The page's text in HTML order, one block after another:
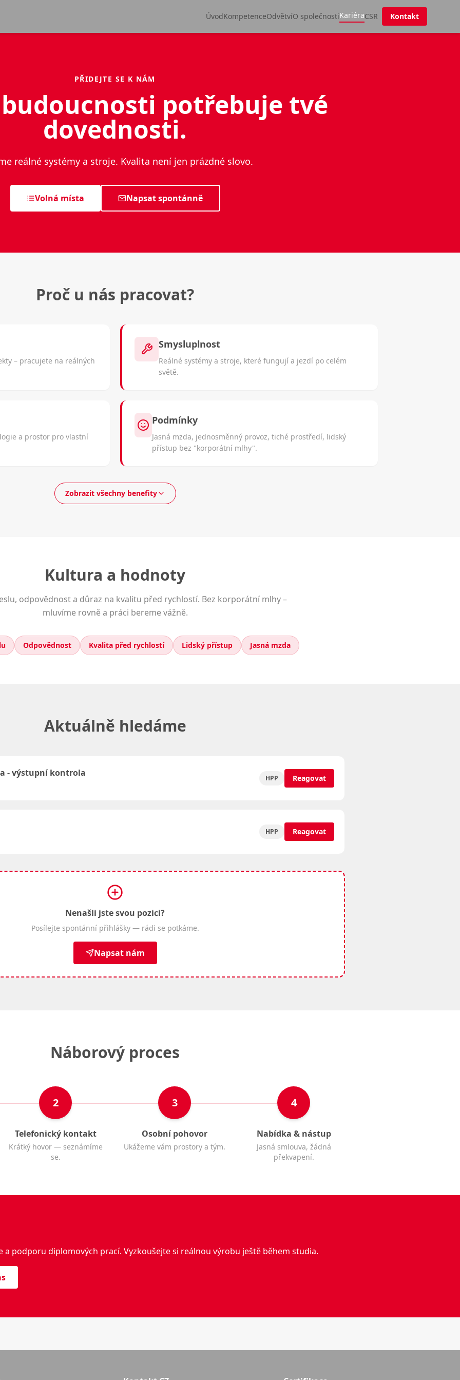
ÚvodKompetenceOdvětvíO společnostiKariéraCSR Kontakt
PŘIDEJTE SE K NÁM
potřebuje tvé
dovednosti.
reálné systémy a stroje. Kvalita není jen prázdné slovo.
Volná místa Napsat spontánně
Proč u nás pracovat?
– pracujete na reálných
Smysluplnost
Reálné systémy a stroje, které fungují a jezdí po celém
světě.
a prostor pro vlastní
Podmínky
Jasná mzda, jednosměnný provoz, tiché prostředí, lidský
přístup bez "korporátní mlhy".
Zobrazit všechny benefity
pozice (s možností napracování hodin)
budově
dovolené + 5 dní nadstandardní volno
ze 6 jídel)
Kultura a hodnoty
odpovědnost a důraz na kvalitu před rychlostí. Bez korporátní mlhy –
mluvíme rovně a práci bereme vážně.
Odpovědnost Kvalita před rychlostí Lidský přístup Jasná mzda
Aktuálně hledáme
- výstupní kontrola HPP Reagovat
HPP Reagovat
Nenašli jste svou pozici?
Posílejte spontánní přihlášky — rádi se potkáme.
Napsat nám
Náborový proces
2
Telefonický kontakt
Krátký hovor — seznámíme
se.
3
Osobní pohovor
Ukážeme vám prostory a tým.
4
Nabídka & nástup
Jasná smlouva, žádná
překvapení.
a podporu diplomových prací. Vyzkoušejte si reálnou výrobu ještě během studia.